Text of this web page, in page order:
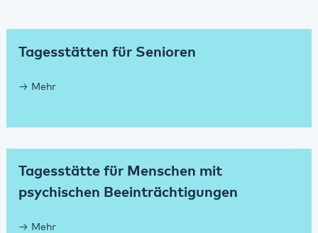
Tagesstätten für Senioren
Mehr
Tagesstätte für Menschen mit
psychischen Beeinträchtigungen
Mehr